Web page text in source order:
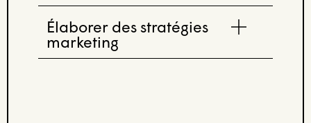
Élaborer des stratégies
marketing